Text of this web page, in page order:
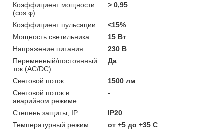
Коэффициент мощности
(cos φ)
> 0,95
Коэффициент пульсации
<15%
Мощность светильника
15 Вт
Напряжение питания
230 В
Переменный/постоянный
ток (AC/DC)
Да
Световой поток
1500 лм
Световой поток в
аварийном режиме
-
Степень защиты, IP
IP20
Температурный режим
от +5 до +35 C